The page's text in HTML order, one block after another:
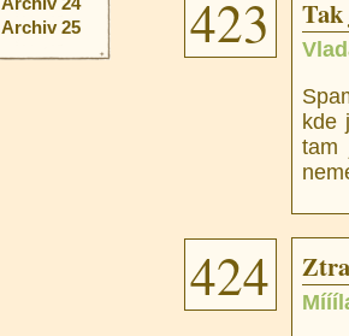
Archiv 25
423
kde
tam
424